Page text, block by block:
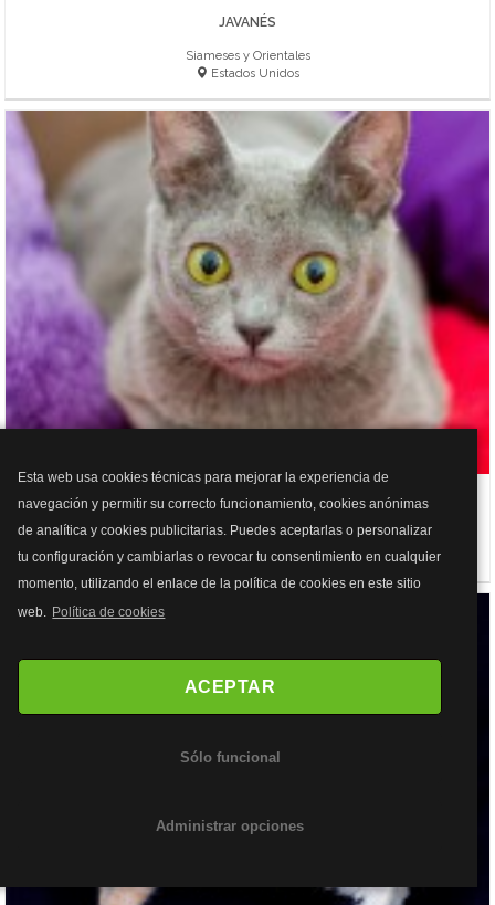
Esta web usa cookies técnicas para mejorar la experiencia de
navegación y permitir su correcto funcionamiento, cookies anónimas
de analítica y cookies publicitarias. Puedes aceptarlas o personalizar
tu configuración y cambiarlas o revocar tu consentimiento en cualquier
momento, utilizando el enlace de la política de cookies en este sitio
web. Política de cookies
ACEPTAR
Sólo funcional
Administrar opciones
JAVANÉS
Siameses y Orientales
Estados Unidos
KORAT
Pelo corto
Tailandia